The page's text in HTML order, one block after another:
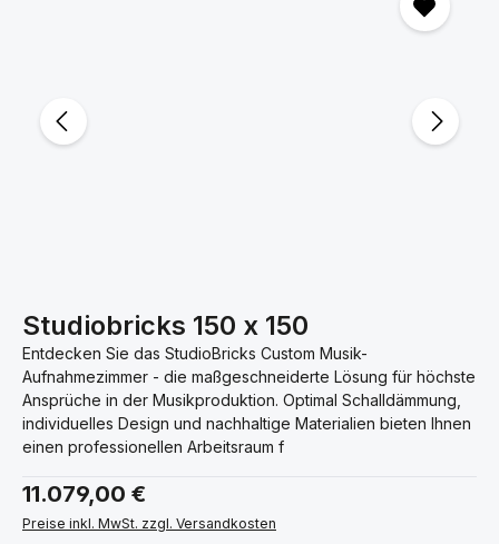
Studiobricks 150 x 150
Entdecken Sie das StudioBricks Custom Musik-
Aufnahmezimmer - die maßgeschneiderte Lösung für höchste
Ansprüche in der Musikproduktion. Optimal Schalldämmung,
individuelles Design und nachhaltige Materialien bieten Ihnen
einen professionellen Arbeitsraum f
Regulärer Preis:
11.079,00 €
Preise inkl. MwSt. zzgl. Versandkosten